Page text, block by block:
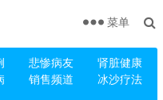
悲惨病友
肾脏健康
销售频道
冰沙疗法
菜单